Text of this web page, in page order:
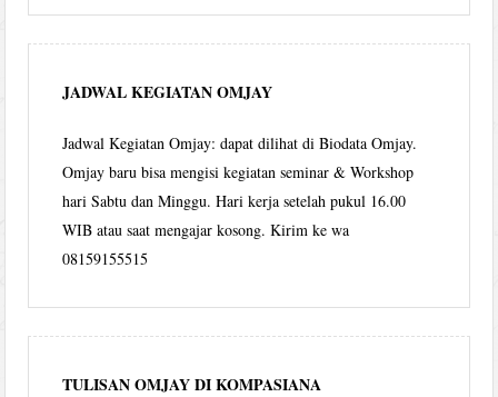
JADWAL KEGIATAN OMJAY
Jadwal Kegiatan Omjay: dapat dilihat di Biodata Omjay.
Omjay baru bisa mengisi kegiatan seminar & Workshop
hari Sabtu dan Minggu. Hari kerja setelah pukul 16.00
WIB atau saat mengajar kosong. Kirim ke wa
08159155515
TULISAN OMJAY DI KOMPASIANA